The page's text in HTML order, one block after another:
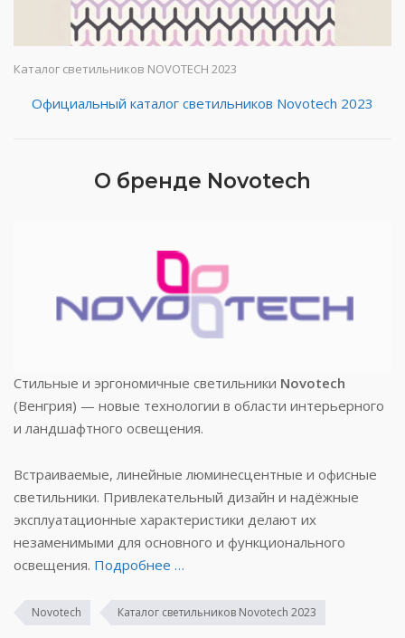
Каталог светильников NOVOTECH 2023
Официальный каталог светильников Novotech 2023
О бренде Novotech
Стильные и эргономичные светильники Novotech
(Венгрия) — новые технологии в области интерьерного
и ландшафтного освещения.
Встраиваемые, линейные люминесцентные и офисные
светильники. Привлекательный дизайн и надёжные
эксплуатационные характеристики делают их
незаменимыми для основного и функционального
освещения. Подробнее …
Novotech Каталог светильников Novotech 2023